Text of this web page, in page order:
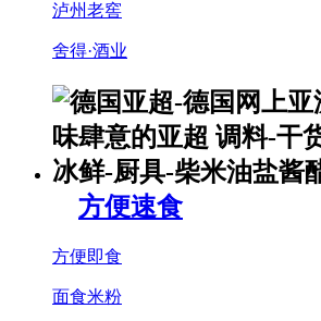
泸州老窖
舍得·酒业
方便速食
方便即食
面食米粉